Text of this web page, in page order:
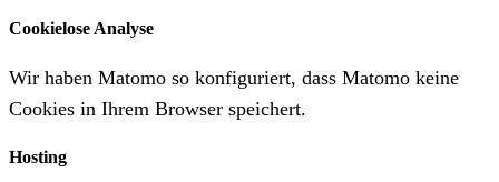
Cookielose Analyse
Wir haben Matomo so konfiguriert, dass Matomo keine
Cookies in Ihrem Browser speichert.
Hosting